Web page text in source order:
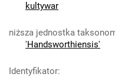
kultywar
niższa jednostka
'Handsworthiensis'
Identyfikator: